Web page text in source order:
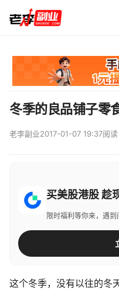
冬季的良品铺子零
老李副业2017-01-07 19:37阅
买美股港股 趁
限时福利等你来，遇
这个冬季，没有以往的冬